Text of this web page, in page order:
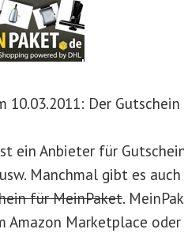
10.03.2011: Der
ein Anbieter für
Manchmal gibt es
für MeinPaket.
Amazon Marketplace